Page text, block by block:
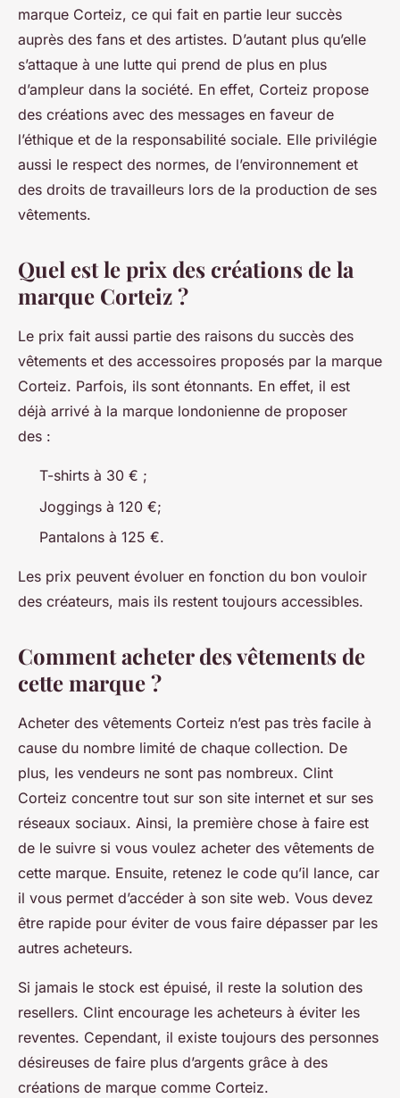
marque Corteiz, ce qui fait en partie leur succès
auprès des fans et des artistes. D’autant plus qu’elle
s’attaque à une lutte qui prend de plus en plus
d’ampleur dans la société. En effet, Corteiz propose
des créations avec des messages en faveur de
l’éthique et de la responsabilité sociale. Elle privilégie
aussi le respect des normes, de l’environnement et
des droits de travailleurs lors de la production de ses
vêtements.
Quel est le prix des créations de la
marque Corteiz ?
Le prix fait aussi partie des raisons du succès des
vêtements et des accessoires proposés par la marque
Corteiz. Parfois, ils sont étonnants. En effet, il est
déjà arrivé à la marque londonienne de proposer
des :
T-shirts à 30 € ;
Joggings à 120 €;
Pantalons à 125 €.
Les prix peuvent évoluer en fonction du bon vouloir
des créateurs, mais ils restent toujours accessibles.
Comment acheter des vêtements de
cette marque ?
Acheter des vêtements Corteiz n’est pas très facile à
cause du nombre limité de chaque collection. De
plus, les vendeurs ne sont pas nombreux. Clint
Corteiz concentre tout sur son site internet et sur ses
réseaux sociaux. Ainsi, la première chose à faire est
de le suivre si vous voulez acheter des vêtements de
cette marque. Ensuite, retenez le code qu’il lance, car
il vous permet d’accéder à son site web. Vous devez
être rapide pour éviter de vous faire dépasser par les
autres acheteurs.
Si jamais le stock est épuisé, il reste la solution des
resellers. Clint encourage les acheteurs à éviter les
reventes. Cependant, il existe toujours des personnes
désireuses de faire plus d’argents grâce à des
créations de marque comme Corteiz.